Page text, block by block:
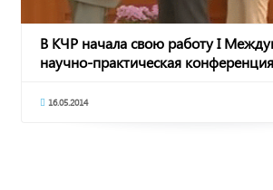
В КЧР начала свою работу I
научно-практическая
16.05.2014